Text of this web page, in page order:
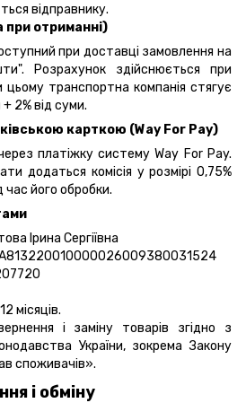
відправнику.
при отриманні)
при доставці замовлення на
Розрахунок здійснюється при
цьому транспортна компанія стягує
+ 2% від суми.
карткою (Way For Pay)
платіжку систему Way For Pay.
додаться комісія у розмірі 0,75%
час його обробки.
Ірина Сергіївна
місяців.
і заміну товарів згідно з
України, зокремаЗакону
споживачів».
і обміну